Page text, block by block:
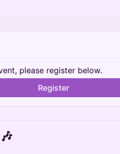
please register below.
Register